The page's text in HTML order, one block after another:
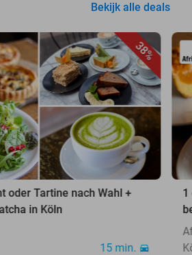
Bekijk alle deals
38%
oder Tartine nach Wahl +
in Köln
15 min.
1